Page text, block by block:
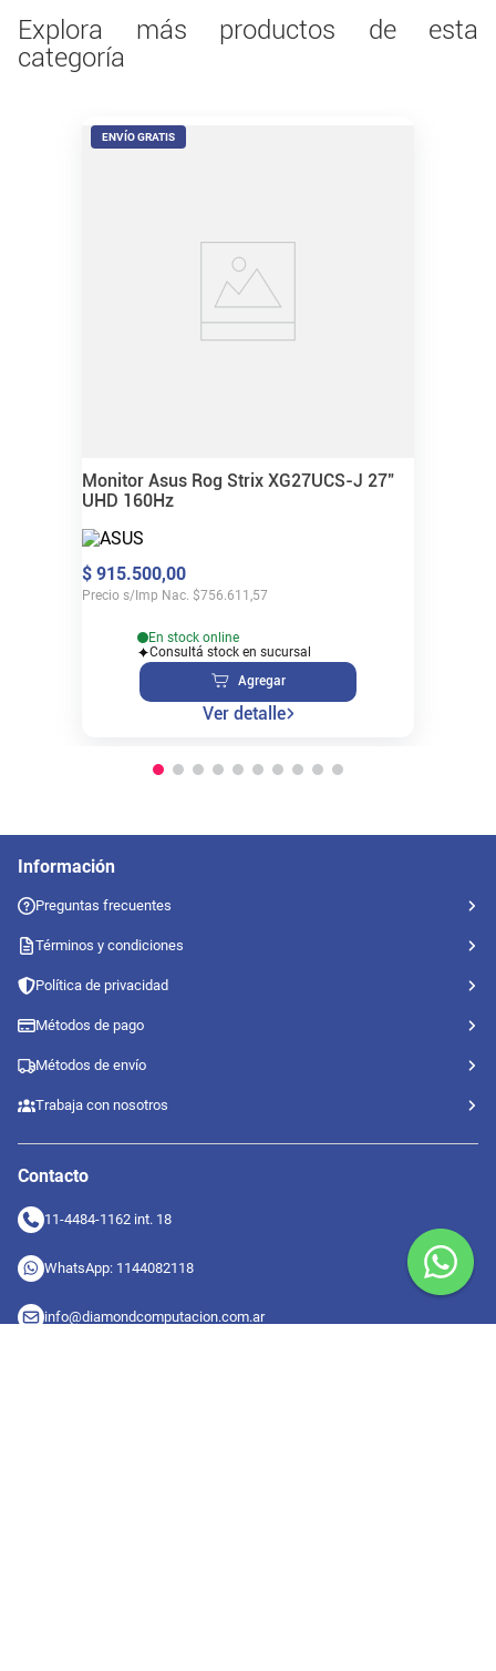
integra con facilidad a escritorios domésticos,
oficinas y setups de entretenimiento.
Explora más productos de esta
categoría
ENVÍO GRATIS
Monitor Asus Rog Strix XG27UCS-J 27"
UHD 160Hz
$ 915.500,00
Precio s/Imp Nac. $756.611,57
En stock online
Consultá stock en sucursal
Agregar
Ver detalle
Información
Preguntas frecuentes
Términos y condiciones
Política de privacidad
Métodos de pago
Métodos de envío
Trabaja con nosotros
Contacto
11-4484-1162 int. 18
WhatsApp: 1144082118
info@diamondcomputacion.com.ar